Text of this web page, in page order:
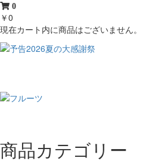
0
￥0
現在カート内に商品はございません。
商品カテゴリー